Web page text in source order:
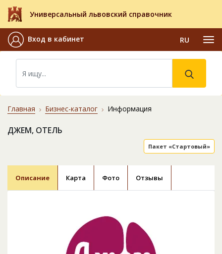
Универсальный львовский справочник
Вход в кабинет RU
Главная Бизнес-каталог Информация
ДЖЕМ, ОТЕЛЬ
Пакет «Стартовый»
Описание Карта Фото Отзывы